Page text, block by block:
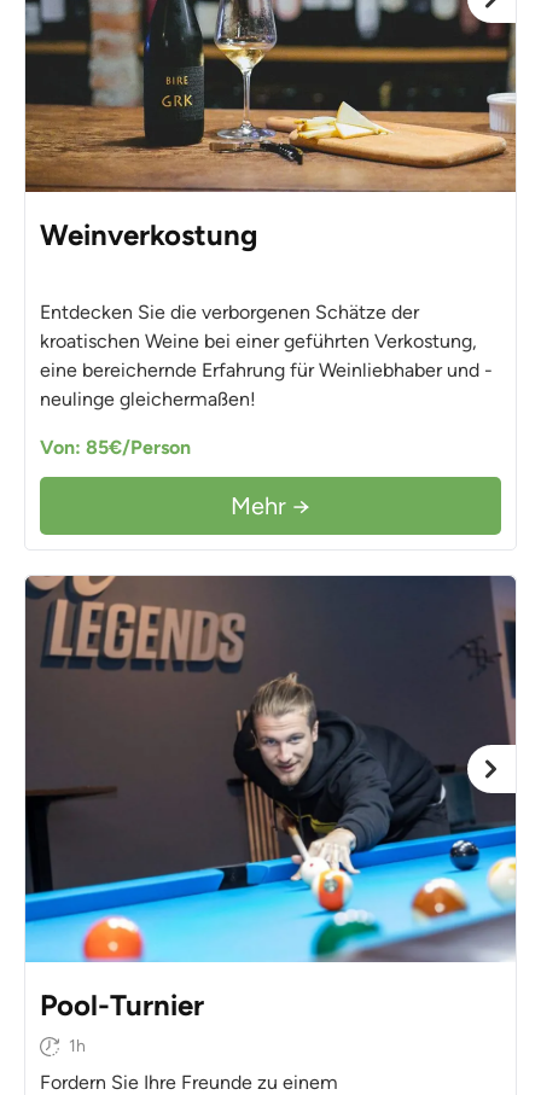
Weinverkostung
Entdecken Sie die verborgenen Schätze der
kroatischen Weine bei einer geführten Verkostung,
eine bereichernde Erfahrung für Weinliebhaber und -
neulinge gleichermaßen!
Von: 85€/Person
Mehr →
Pool-Turnier
1h
Fordern Sie Ihre Freunde zu einem